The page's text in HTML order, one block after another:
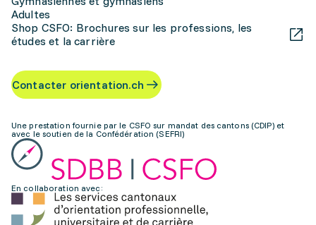
Adultes
Shop CSFO: Brochures sur les professions, les
études et la carrière
Contacter orientation.ch
Une prestation fournie par le CSFO sur mandat des cantons (CDIP) et
avec le soutien de la Confédération (SEFRI)
En collaboration avec: